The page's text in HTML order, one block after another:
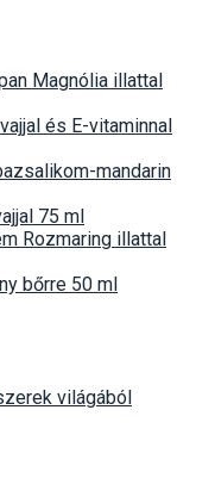
Magnólia illattal
és E-vitaminnal
mandarin
75 ml
Rozmaring illattal
bőrre 50 ml
világából